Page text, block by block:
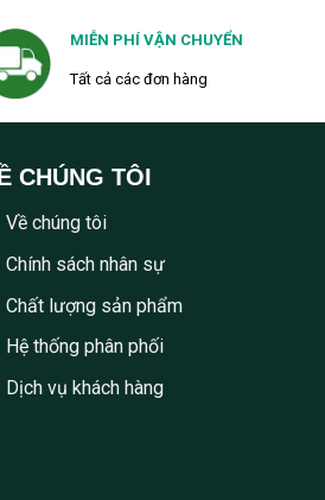
MIỄN PHÍ VẬN CHUYỂN
Tất cả các đơn hàng
CHÚNG TÔI
Về chúng tôi
Chính sách nhân sự
Chất lượng sản phẩm
Hệ thống phân phối
Dịch vụ khách hàng